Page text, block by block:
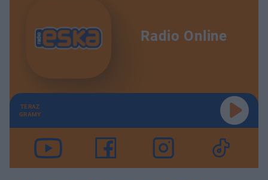
Radio Online
TERAZ
GRAMY